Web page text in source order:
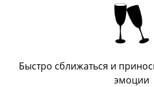
Быстро сближаться и
эмоции